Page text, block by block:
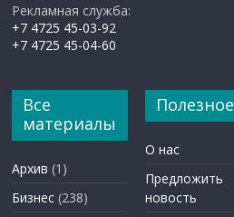
Рекламная служба:
+7 4725 45-03-92
+7 4725 45-04-60
Все
материалы
Архив (1)
Бизнес (238)
Полезное
О нас
Предложить
новость